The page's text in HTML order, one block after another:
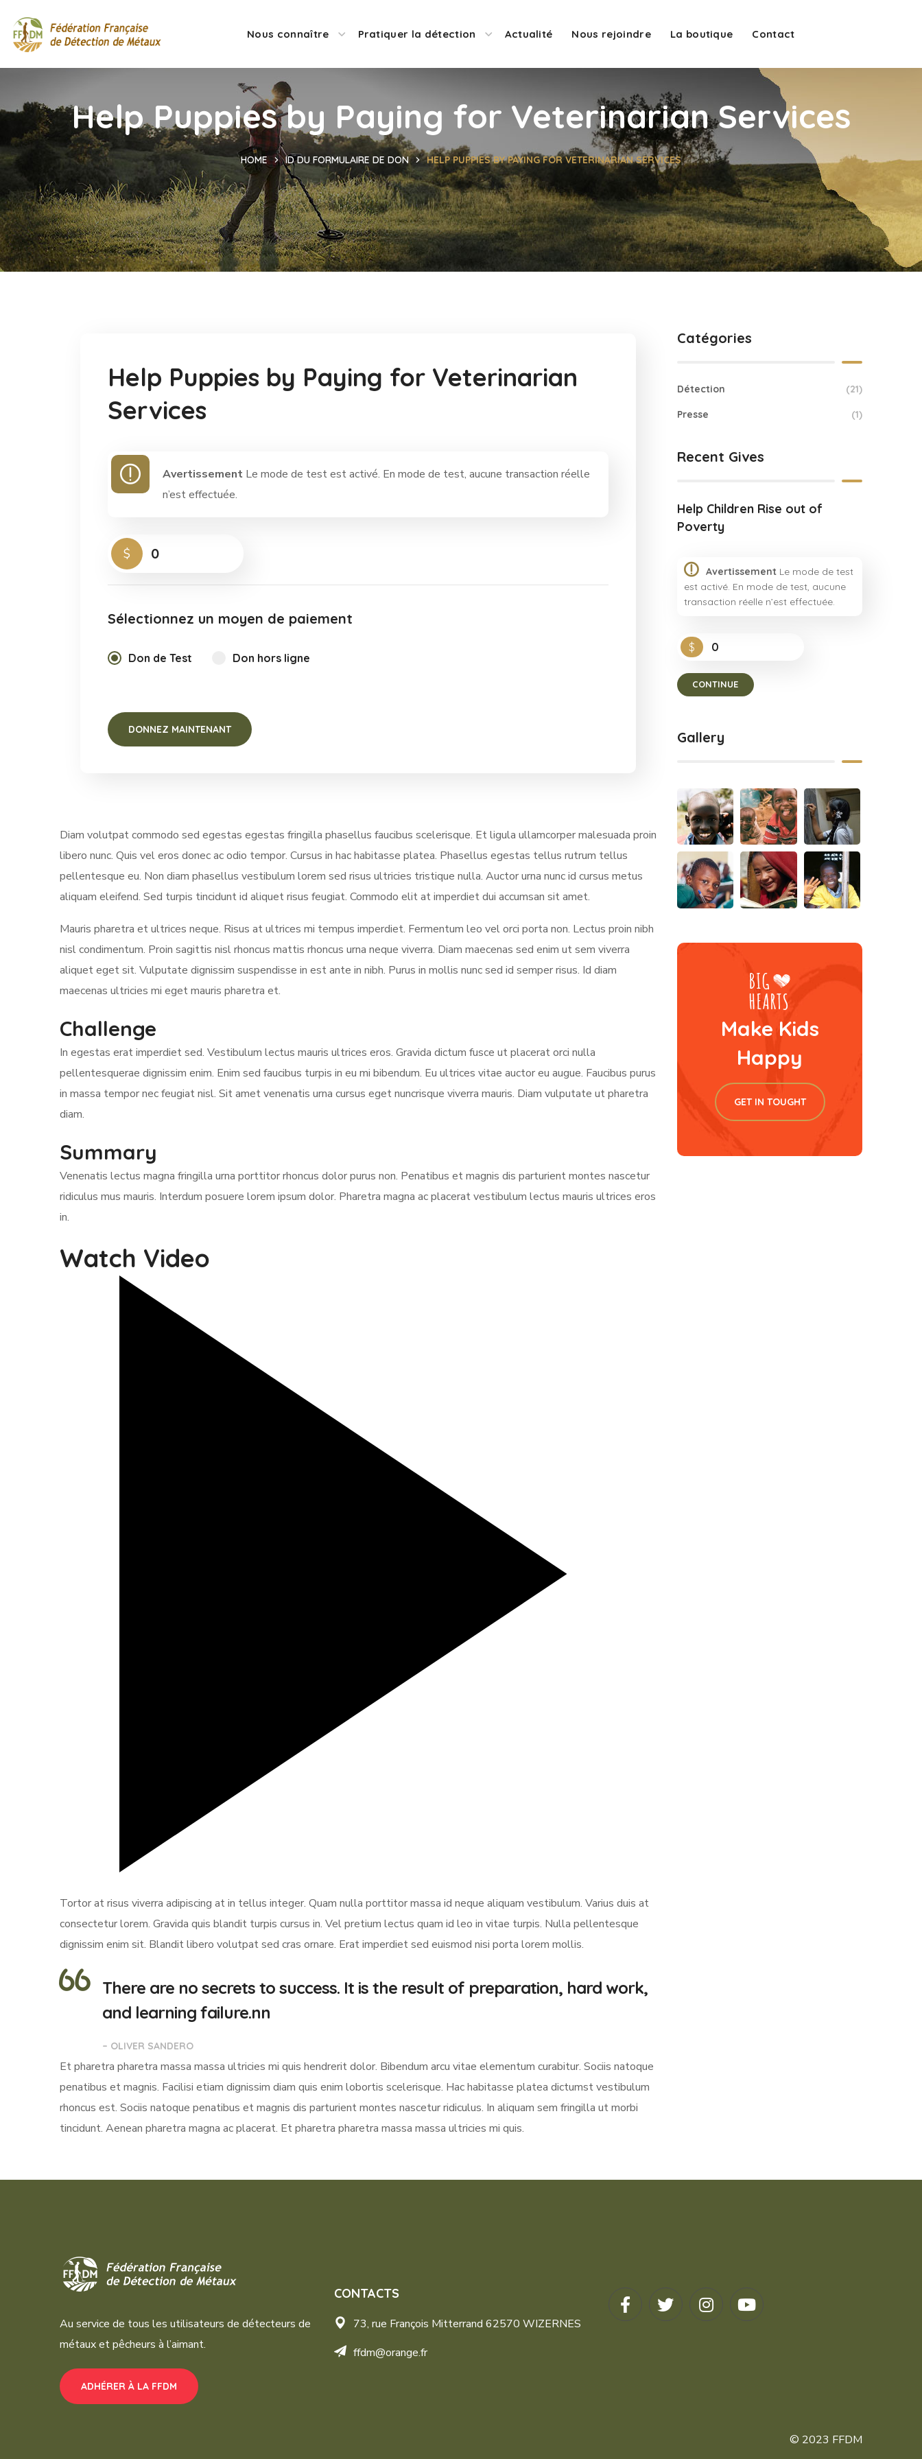
Nous connaître Pratiquer la détection Actualité Nous rejoindre La boutique Contact
Help Puppies by Paying for Veterinarian Services
HOME ID DU FORMULAIRE DE DON HELP PUPPIES BY PAYING FOR VETERINARIAN SERVICES
Help Puppies by Paying for Veterinarian
Services
Avertissement Le mode de test est activé. En mode de test, aucune transaction réelle
n’est effectuée.
$ 0
Sélectionnez un moyen de paiement
Don de Test Don hors ligne
Diam volutpat commodo sed egestas egestas fringilla phasellus faucibus scelerisque. Et ligula ullamcorper malesuada proin
libero nunc. Quis vel eros donec ac odio tempor. Cursus in hac habitasse platea. Phasellus egestas tellus rutrum tellus
pellentesque eu. Non diam phasellus vestibulum lorem sed risus ultricies tristique nulla. Auctor urna nunc id cursus metus
aliquam eleifend. Sed turpis tincidunt id aliquet risus feugiat. Commodo elit at imperdiet dui accumsan sit amet.
Mauris pharetra et ultrices neque. Risus at ultrices mi tempus imperdiet. Fermentum leo vel orci porta non. Lectus proin nibh
nisl condimentum. Proin sagittis nisl rhoncus mattis rhoncus urna neque viverra. Diam maecenas sed enim ut sem viverra
aliquet eget sit. Vulputate dignissim suspendisse in est ante in nibh. Purus in mollis nunc sed id semper risus. Id diam
maecenas ultricies mi eget mauris pharetra et.
Challenge
In egestas erat imperdiet sed. Vestibulum lectus mauris ultrices eros. Gravida dictum fusce ut placerat orci nulla
pellentesquerae dignissim enim. Enim sed faucibus turpis in eu mi bibendum. Eu ultrices vitae auctor eu augue. Faucibus purus
in massa tempor nec feugiat nisl. Sit amet venenatis urna cursus eget nuncrisque viverra mauris. Diam vulputate ut pharetra
diam.
Summary
Venenatis lectus magna fringilla urna porttitor rhoncus dolor purus non. Penatibus et magnis dis parturient montes nascetur
ridiculus mus mauris. Interdum posuere lorem ipsum dolor. Pharetra magna ac placerat vestibulum lectus mauris ultrices eros
in.
Watch Video
Tortor at risus viverra adipiscing at in tellus integer. Quam nulla porttitor massa id neque aliquam vestibulum. Varius duis at
consectetur lorem. Gravida quis blandit turpis cursus in. Vel pretium lectus quam id leo in vitae turpis. Nulla pellentesque
dignissim enim sit. Blandit libero volutpat sed cras ornare. Erat imperdiet sed euismod nisi porta lorem mollis.
There are no secrets to success. It is the result of preparation, hard work,
and learning failure.nn
– OLIVER SANDERO
Et pharetra pharetra massa massa ultricies mi quis hendrerit dolor. Bibendum arcu vitae elementum curabitur. Sociis natoque
penatibus et magnis. Facilisi etiam dignissim diam quis enim lobortis scelerisque. Hac habitasse platea dictumst vestibulum
rhoncus est. Sociis natoque penatibus et magnis dis parturient montes nascetur ridiculus. In aliquam sem fringilla ut morbi
tincidunt. Aenean pharetra magna ac placerat. Et pharetra pharetra massa massa ultricies mi quis.
Catégories
Détection (21)
Presse (1)
Recent Gives
Help Children Rise out of
Poverty
AvertissementLe mode de test
est activé. En mode de test, aucune
transaction réelle n’est effectuée.
$ 0
CONTINUE
Gallery
Make Kids
Happy
GET IN TOUGHT
Au service de tous les utilisateurs de détecteurs de
métaux et pêcheurs à l’aimant.
ADHÉRER À LA FFDM
CONTACTS
73, rue François Mitterrand 62570 WIZERNES
ffdm@orange.fr
© 2023 FFDM